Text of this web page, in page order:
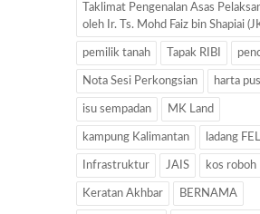
Taklimat Pengenalan Asas
oleh Ir. Ts. Mohd Faiz bin Shapiai
pemilik tanah Tapak RIBI
Nota Sesi Perkongsian harta
isu sempadan MK Land
kampung Kalimantan ladang
Infrastruktur JAIS kos roboh
Keratan Akhbar BERNAMA